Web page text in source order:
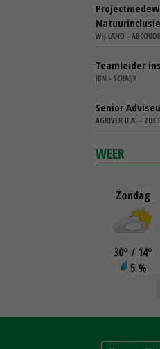
WIJ.LAND - ABCOUDE
Teamleider
IBN - SCHAIJK
Senior
AGRIVER U.A. -
WEER
Zondag
30° / 14°
5 %